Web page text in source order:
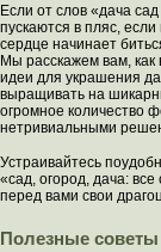
Если от слов «дача
пускаются в пляс,
сердце начинает
Мы расскажем вам, как
идеи для украшения
выращивать на
огромное количество
нетривиальными
Устраивайтесь
«сад, огород, дача:
перед вами свои
Полезные советы